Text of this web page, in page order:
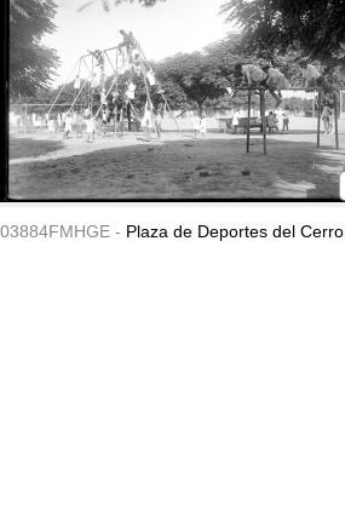
03884FMHGE - Plaza de Deportes del Cerro.